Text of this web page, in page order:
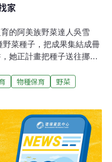
家
的阿美族野菜達人吳雪
野菜種子，把成果集結成冊
她正計畫把種子送往挪威
，吳雪月連續多年展開阿
洄瀾灣的開心農場等四個
中心收藏，以因應氣候變
計畫將花蓮原住民原生種
物種保育
野菜